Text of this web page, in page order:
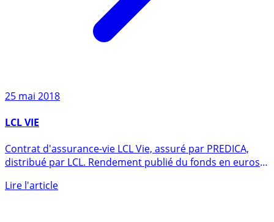
25 mai 2018
LCL VIE
distribué par LCL. Rendement publié du fonds en euros